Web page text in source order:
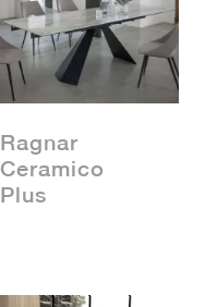
Ragnar
Ceramico
Plus